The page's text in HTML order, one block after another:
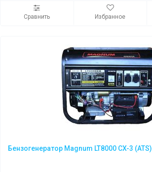
Сравнить Избранное
Бензогенератор Magnum LT8000 CX-3 (ATS)